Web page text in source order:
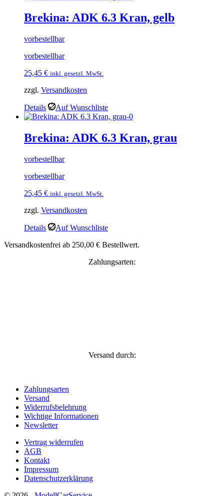
Brekina: ADK 6.3 Kran, gelb
vorbestellbar
vorbestellbar
25,45 € inkl. gesetzl. MwSt.
zzgl. Versandkosten
Details Auf Wunschliste
Brekina: ADK 6.3 Kran, grau
vorbestellbar
vorbestellbar
25,45 € inkl. gesetzl. MwSt.
zzgl. Versandkosten
Details
Auf Wunschliste
Versandkostenfrei ab 250,00 € Bestellwert.
Zahlungsarten:
Versand durch:
Zahlungsarten
Versand
Widerrufsbelehrung
Wichtige Informationen
Newsletter
Vertrag widerrufen
AGB
Kontakt
Impressum
Datenschutzerklärung